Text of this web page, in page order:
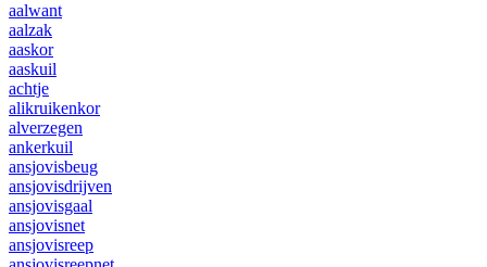
aalwant
aalzak
aaskor
aaskuil
achtje
alikruikenkor
alverzegen
ankerkuil
ansjovisbeug
ansjovisdrijven
ansjovisgaal
ansjovisnet
ansjovisreep